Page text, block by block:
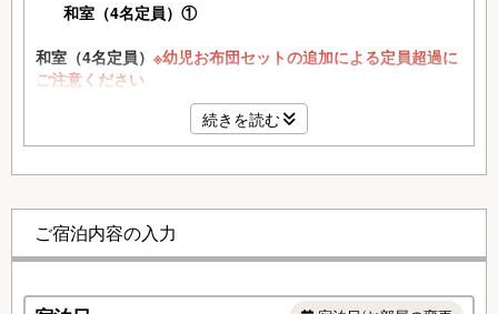
和室（4名定員）①
和室（4名定員） ※幼児お布団セットの追加による定員超過に
ご注意ください
1室あたり2名様以上でのご利用が基本となります。
ただし、A区分・B区分のお客様に限り、大人1名様利用を承
*2026年8月時点）
客室
設備
トイレ（ウォシュレット付）、洗面、テレビ、冷蔵
庫、金庫、電気ポット、ドライヤー、Wi-Fi対応
アメ
ィ
シ、コットンセット
続きを読む
ご宿泊内容の入力